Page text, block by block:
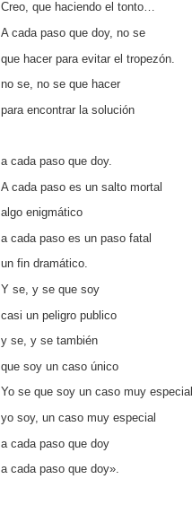
Creo, que haciendo el tonto…
A cada paso que doy, no se
que hacer para evitar el tropezón.
no se, no se que hacer
para encontrar la solución
a cada paso que doy.
A cada paso es un salto mortal
algo enigmático
a cada paso es un paso fatal
un fin dramático.
Y se, y se que soy
casi un peligro publico
y se, y se también
que soy un caso único
Yo se que soy un caso muy especial
yo soy, un caso muy especial
a cada paso que doy
a cada paso que doy».